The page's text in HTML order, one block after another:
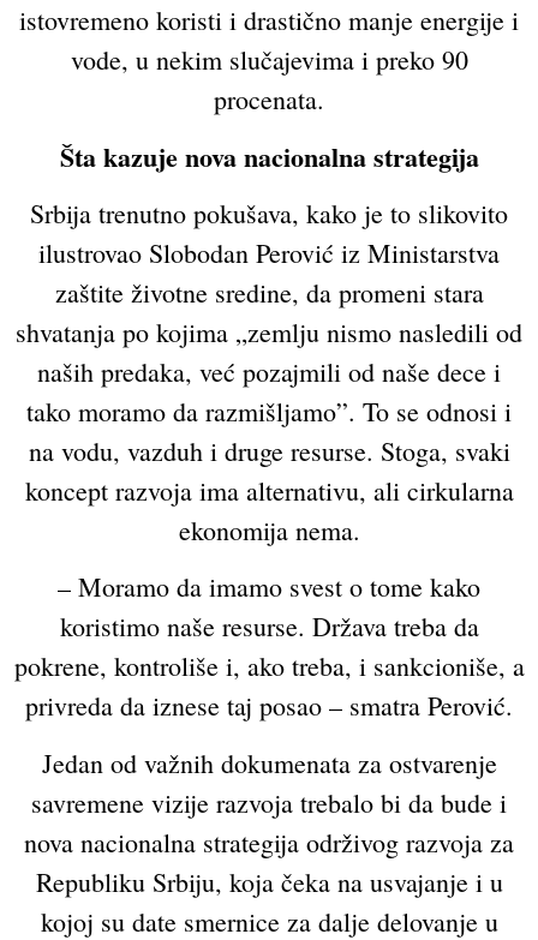
istovremeno koristi i drastično manje energije i
vode, u nekim slučajevima i preko 90
procenata.
Šta kazuje nova nacionalna strategija
Srbija trenutno pokušava, kako je to slikovito
ilustrovao Slobodan Perović iz Ministarstva
zaštite životne sredine, da promeni stara
shvatanja po kojima „zemlju nismo nasledili od
naših predaka, već pozajmili od naše dece i
tako moramo da razmišljamo”. To se odnosi i
na vodu, vazduh i druge resurse. Stoga, svaki
koncept razvoja ima alternativu, ali cirkularna
ekonomija nema.
– Moramo da imamo svest o tome kako
koristimo naše resurse. Država treba da
pokrene, kontroliše i, ako treba, i sankcioniše, a
privreda da iznese taj posao – smatra Perović.
Jedan od važnih dokumenata za ostvarenje
savremene vizije razvoja trebalo bi da bude i
nova nacionalna strategija održivog razvoja za
Republiku Srbiju, koja čeka na usvajanje i u
kojoj su date smernice za dalje delovanje u